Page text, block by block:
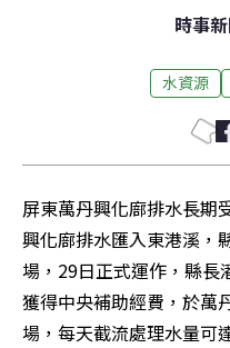
時事
水資源
屏東萬丹興化廍排水長期
興化廍排水匯入東港溪，
場，29日正式運作，縣長
獲得中央補助經費，於萬
場，每天截流處理水量可